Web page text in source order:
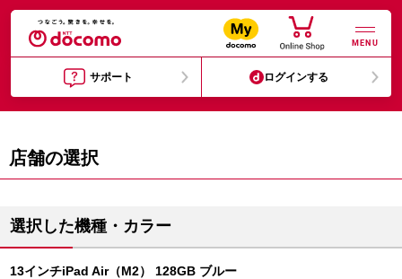
MENU
サポート ログインする
店舗の選択
選択した機種・カラー
13インチiPad Air（M2） 128GB ブルー